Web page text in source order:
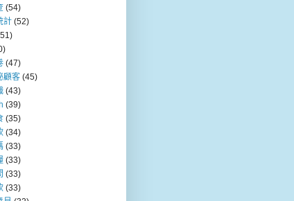
(54)
計 (52)
(47)
顧客 (45)
(43)
(39)
(35)
(34)
(33)
(33)
(33)
(33)